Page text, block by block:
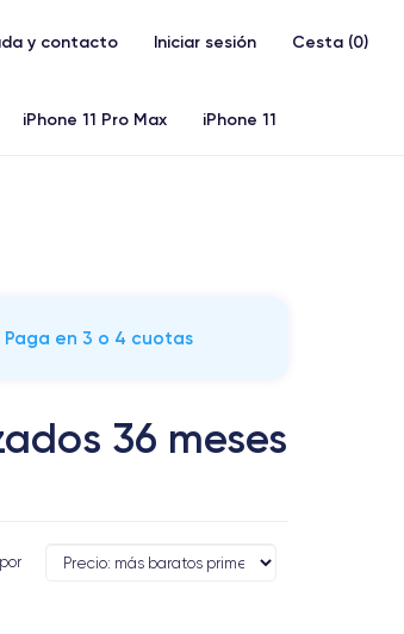
y contacto Iniciar sesión Cesta (0)
iPhone 11 Pro Max iPhone 11
Paga en 3 o 4 cuotas
36 meses